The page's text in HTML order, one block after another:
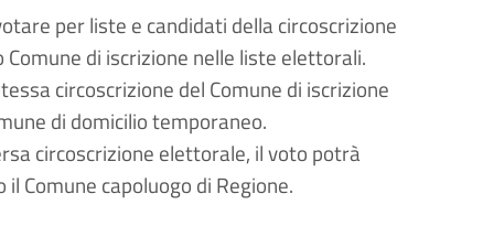
per liste e candidati della circoscrizione
di iscrizione nelle liste elettorali.
circoscrizione del Comune di iscrizione
di domicilio temporaneo.
circoscrizione elettorale, il voto potrà
Comune capoluogo di Regione.